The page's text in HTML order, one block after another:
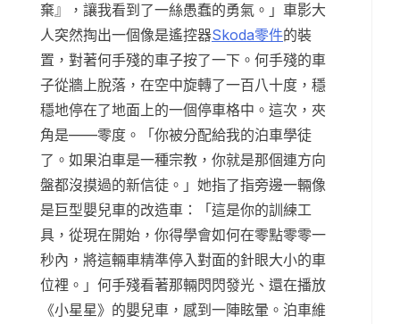
棄』，讓我看到了一絲愚蠢的勇氣。」車影大
人突然掏出一個像是遙控器Skoda零件的裝
置，對著何手殘的車子按了一下。何手殘的車
子從牆上脫落，在空中旋轉了一百八十度，穩
穩地停在了地面上的一個停車格中。這次，夾
角是——零度。「你被分配給我的泊車學徒
了。如果泊車是一種宗教，你就是那個連方向
盤都沒摸過的新信徒。」她指了指旁邊一輛像
是巨型嬰兒車的改造車：「這是你的訓練工
具，從現在開始，你得學會如何在零點零零一
秒內，將這輛車精準停入對面的針眼大小的車
位裡。」何手殘看著那輛閃閃發光、還在播放
《小星星》的嬰兒車，感到一陣眩暈。泊車維